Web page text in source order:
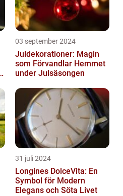
03 september 2024
Juldekorationer: Magin
som Förvandlar Hemmet
under Julsäsongen
31 juli 2024
Longines DolceVita: En
Symbol för Modern
Elegans och Söta Livet